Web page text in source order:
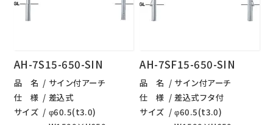
AH-7S15-650-SIN
品 名
サイン付アーチ
仕 様
差込式
サイズ
φ60.5(t3.0)
AH-7SF15-650-SIN
品 名
サイン付アーチ
仕 様
差込式フタ付
サイズ
φ60.5(t3.0)